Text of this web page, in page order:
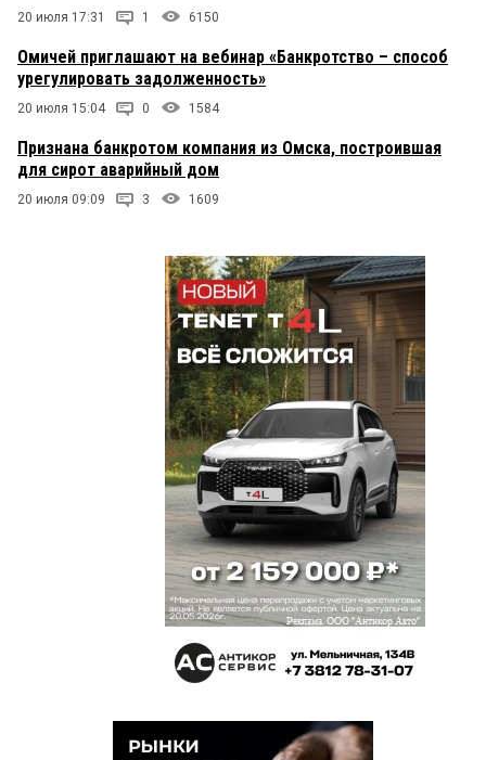
20 июля 17:31 1 6150
Омичей приглашают на вебинар «Банкротство – способ
урегулировать задолженность»
20 июля 15:04 0 1584
Признана банкротом компания из Омска, построившая
для сирот аварийный дом
20 июля 09:09 3 1609